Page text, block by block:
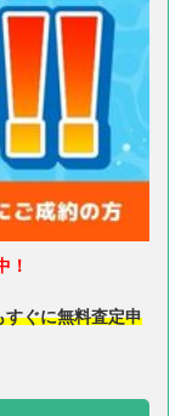
！
すぐに無料査定申